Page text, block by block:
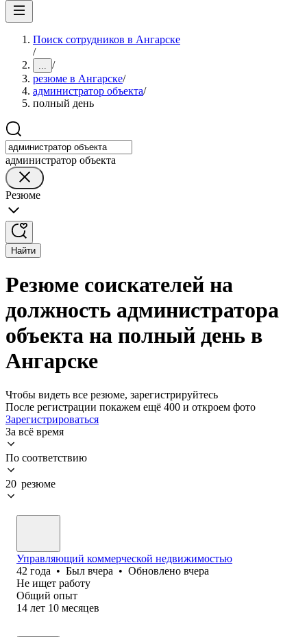
Поиск сотрудников в Ангарске
/
... /
резюме в Ангарске/
администратор объекта/
полный день
администратор объекта
Резюме
Найти
Резюме соискателей на
должность администратора
объекта на полный день в
Ангарске
Чтобы видеть все резюме, зарегистрируйтесь
После регистрации покажем ещё 400 и откроем фото
Зарегистрироваться
За всё время
По соответствию
20 резюме
Управляющий коммерческой недвижимостью
42 года • Был вчера • Обновлено вчера
Не ищет работу
Общий опыт
14 лет 10 месяцев